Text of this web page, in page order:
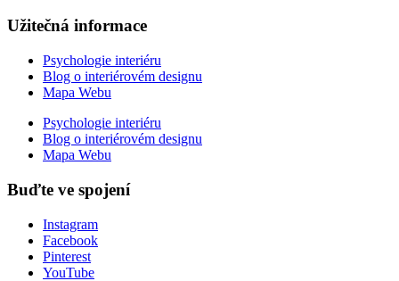
Užitečná informace
Psychologie interiéru
Blog o interiérovém designu
Mapa Webu
Psychologie interiéru
Blog o interiérovém designu
Mapa Webu
Buďte ve spojení
Instagram
Facebook
Pinterest
YouTube